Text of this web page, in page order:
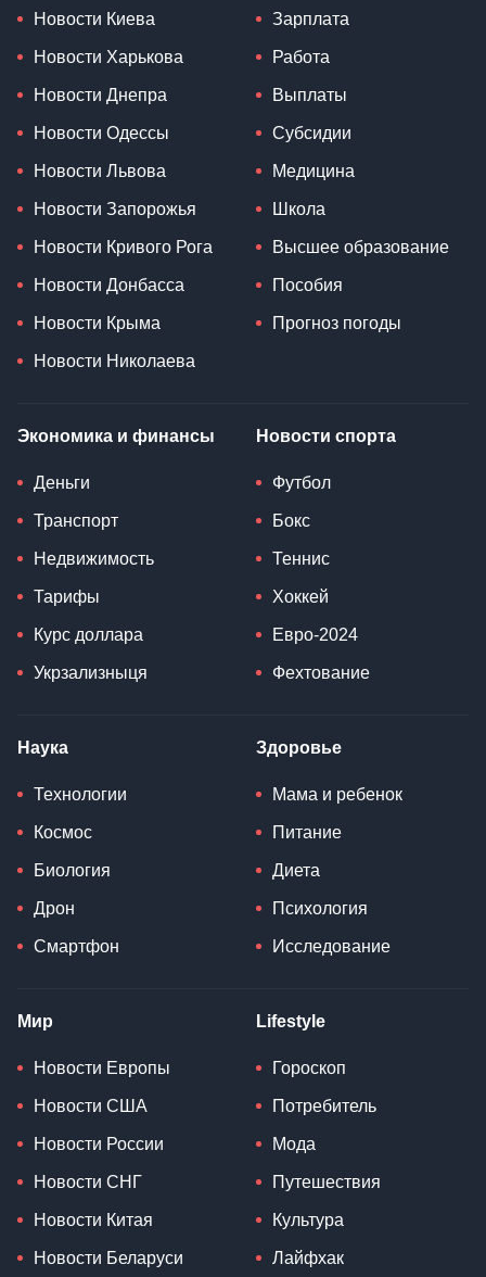
Новости Киева
Новости Харькова
Новости Днепра
Новости Одессы
Новости Львова
Новости Запорожья
Новости Кривого Рога
Новости Донбасса
Новости Крыма
Новости Николаева
Зарплата
Работа
Выплаты
Субсидии
Медицина
Школа
Высшее образование
Пособия
Прогноз погоды
Экономика и финансы
Деньги
Транспорт
Недвижимость
Тарифы
Курс доллара
Укрзализныця
Новости спорта
Футбол
Бокс
Теннис
Хоккей
Евро-2024
Фехтование
Наука
Технологии
Космос
Биология
Дрон
Смартфон
Здоровье
Мама и ребенок
Питание
Диета
Психология
Исследование
Мир
Новости Европы
Новости США
Новости России
Новости СНГ
Новости Китая
Новости Беларуси
Lifestyle
Гороскоп
Потребитель
Мода
Путешествия
Культура
Лайфхак